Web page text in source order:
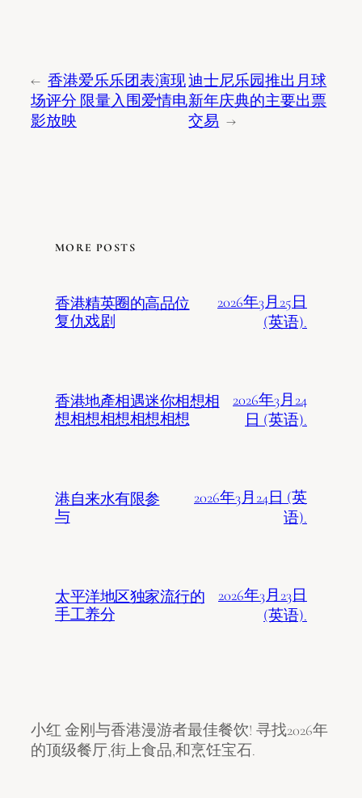
← 香港爱乐乐团表演现
场评分 限量入围爱情电
影放映
迪士尼乐园推出月球
新年庆典的主要出票
交易 →
MORE POSTS
香港精英圈的高品位
复仇戏剧
2026年3月25日
(英语).
香港地產相遇迷你相想相
想相想相想相想相想
2026年3月24
日 (英语).
港自来水有限参
与
2026年3月24日 (英
语).
太平洋地区独家流行的
手工养分
2026年3月23日
(英语).
小红 金刚与香港漫游者最佳餐饮! 寻找2026年
的顶级餐厅,街上食品,和烹饪宝石.